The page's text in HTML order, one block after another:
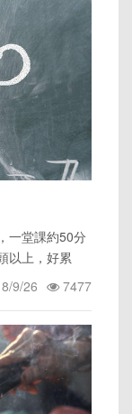
一堂課約50分
以上，好累
7477
9/26